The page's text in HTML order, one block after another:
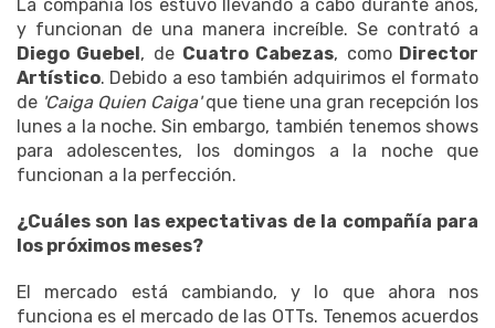
La compañía los estuvo llevando a cabo durante años,
y funcionan de una manera increíble. Se contrató a
Diego Guebel, de Cuatro Cabezas, comoDirector
Artístico. Debido a eso también adquirimos el formato
de 'Caiga Quien Caiga'que tiene una gran recepción los
lunes a la noche. Sin embargo, también tenemos shows
para adolescentes, los domingos a la noche que
funcionan a la perfección.
¿Cuáles son las expectativas de la compañía para
los próximos meses?
El mercado está cambiando, y lo que ahora nos
funciona es el mercado de las OTTs. Tenemos acuerdos